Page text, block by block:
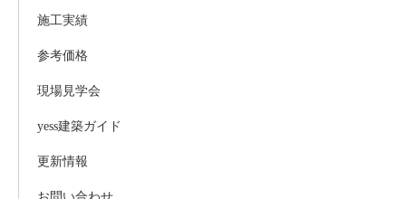
施工実績
参考価格
現場見学会
yess建築ガイド
更新情報